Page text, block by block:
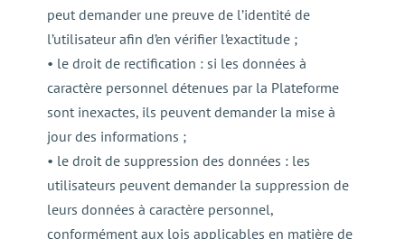
peut demander une preuve de l’identité de
l’utilisateur afin d’en vérifier l’exactitude ;
• le droit de rectification : si les données à
caractère personnel détenues par la Plateforme
sont inexactes, ils peuvent demander la mise à
jour des informations ;
• le droit de suppression des données : les
utilisateurs peuvent demander la suppression de
leurs données à caractère personnel,
conformément aux lois applicables en matière de